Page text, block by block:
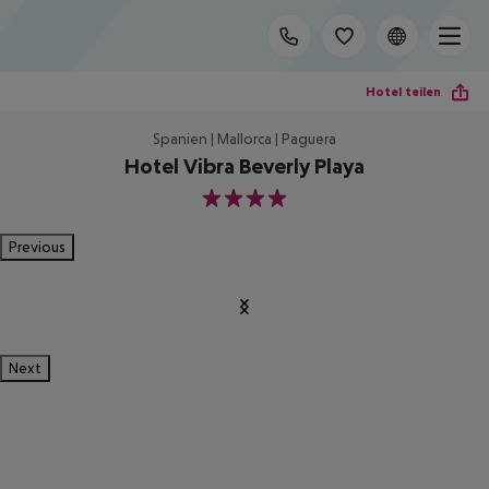
Hotel teilen
Spanien | Mallorca | Paguera
Hotel Vibra Beverly Playa
4
Previous
Next